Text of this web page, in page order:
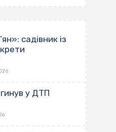
садівник із
у ДТП